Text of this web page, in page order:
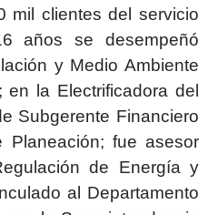
mil clientes del servicio
años se desempeñó
y Medio Ambiente
la Electrificadora del
Subgerente Financiero
fue asesor
de Energía y
al Departamento